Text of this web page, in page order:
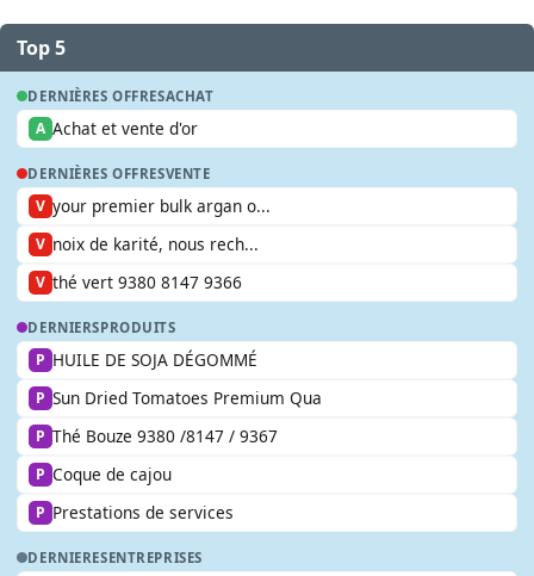
Top 5
DERNIÈRES OFFRESACHAT
A Achat et vente d'or
DERNIÈRES OFFRESVENTE
V your premier bulk argan o...
V noix de karité, nous rech...
V thé vert 9380 8147 9366
DERNIERSPRODUITS
P HUILE DE SOJA DÉGOMMÉ
P Sun Dried Tomatoes Premium Qua
P Thé Bouze 9380 /8147 / 9367
P Coque de cajou
P Prestations de services
DERNIERESENTREPRISES